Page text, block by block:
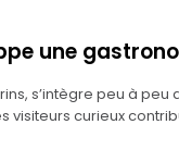
une
s’intègre peu à
visiteurs curieux